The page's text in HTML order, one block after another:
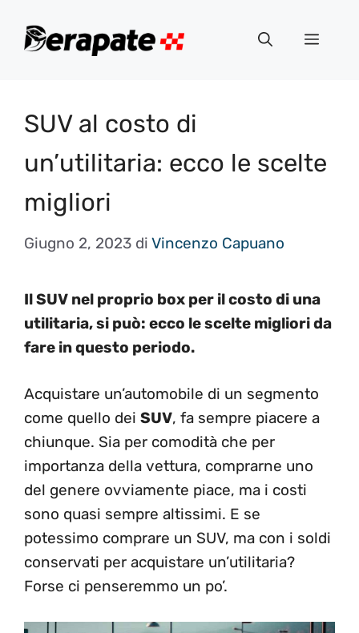
Menu
SUV al costo di
un’utilitaria: ecco le scelte
migliori
Giugno 2, 2023 di Vincenzo Capuano
Il SUV nel proprio box per il costo di una
utilitaria, si può: ecco le scelte migliori da
fare in questo periodo.
Acquistare un’automobile di un segmento
come quello dei SUV, fa sempre piacere a
chiunque. Sia per comodità che per
importanza della vettura, comprarne uno
del genere ovviamente piace, ma i costi
sono quasi sempre altissimi. E se
potessimo comprare un SUV, ma con i soldi
conservati per acquistare un’utilitaria?
Forse ci penseremmo un po’.